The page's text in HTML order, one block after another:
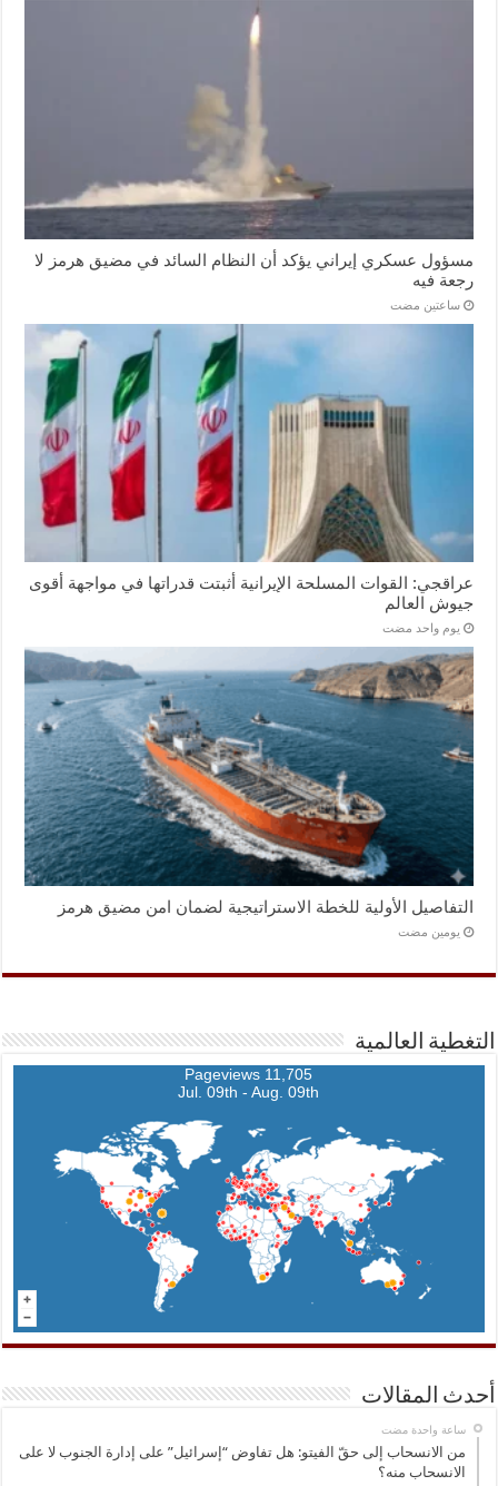
مسؤول عسكري إيراني يؤكد أن النظام السائد في مضيق هرمز لا
رجعة فيه
‏ساعتين مضت
عراقجي: القوات المسلحة الإيرانية أثبتت قدراتها في مواجهة أقوى
جيوش العالم
‏يوم واحد مضت
التفاصيل الأولية للخطة الاستراتيجية لضمان امن مضيق هرمز
‏يومين مضت
التغطية العالمية
11,705 Pageviews
Jul. 09th - Aug. 09th
أحدث المقالات
‏ساعة واحدة مضت
من الانسحاب إلى حقّ الفيتو: هل تفاوض “إسرائيل” على إدارة الجنوب لا على
الانسحاب منه؟